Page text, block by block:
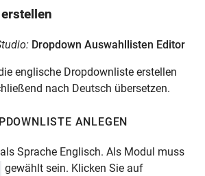
Dropdown Auswahllisten Editor
englische Dropdownliste erstellen
nach Deutsch übersetzen.
ANLEGEN
Sprache Englisch. Als Modul muss
gewählt sein. Klicken Sie auf